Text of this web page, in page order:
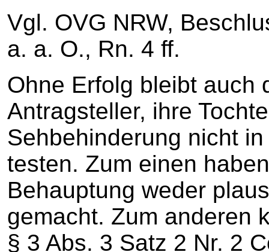
Vgl. OVG NRW,
a. a. O., Rn. 4 ff.
Ohne Erfolg bleibt auch
Antragsteller, ihre
Sehbehinderung nicht
testen. Zum einen
Behauptung weder
gemacht. Zum anderen
§ 3 Abs. 3 Satz 2 Nr. 2